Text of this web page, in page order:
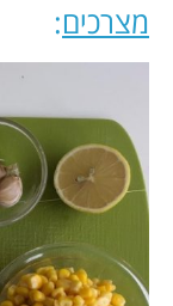
מצרכים: